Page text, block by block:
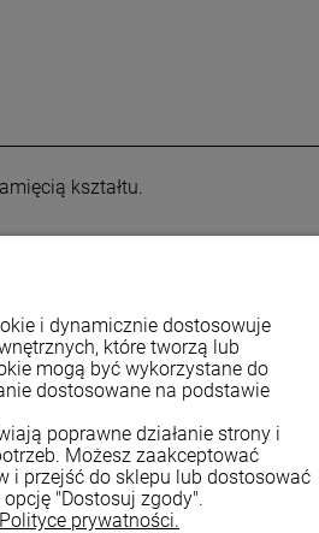
kształtu.
i dynamicznie dostosowuje
które tworzą lub
mogą być wykorzystane do
dostosowane na podstawie
poprawne działanie strony i
Możesz zaakceptować
i przejść do sklepu lub dostosować
"Dostosuj zgody".
prywatności.